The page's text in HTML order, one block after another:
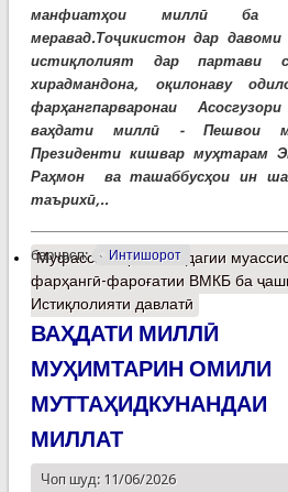
манфиатҳои миллӣ ба
меравад.Тоҷикистон дар давоми
истиқлолият дар партави
хирадмандона, оқилонаву
фарҳангпарваронаи
ваҳдати миллӣ - Пешвои
Президенти кишвар муҳтарам
Раҳмон ва ташаббусҳои ин
таърихӣ,..
барчасп: Интишорот
Муфассалтаро Омодагии
фарҳангӣ-фароғатии ВМКБ ба
Истиқлолияти давлатӣ
ВАҲДАТИ МИЛЛӢ
МУҲИМТАРИН ОМИЛИ
МУТТАҲИДКУНАНДАИ
МИЛЛАТ
Чоп шуд: 11/06/2026